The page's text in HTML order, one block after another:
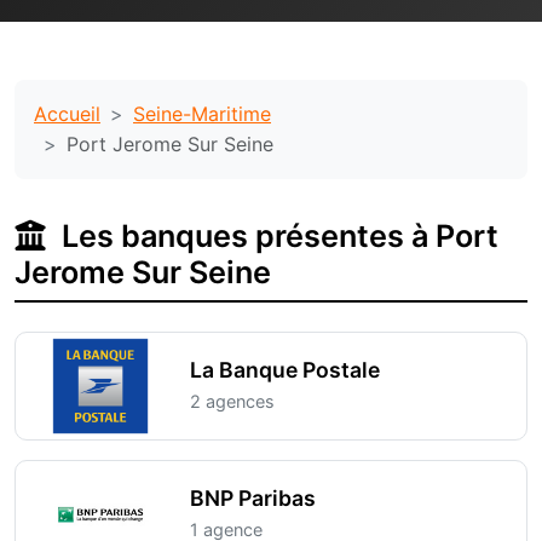
Accueil
Seine-Maritime
Port Jerome Sur Seine
Les banques présentes à Port
Jerome Sur Seine
La Banque Postale
2 agences
BNP Paribas
1 agence